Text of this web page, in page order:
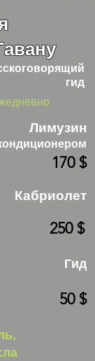
гид
Лимузин
170 $
Кабриолет
250 $
Гид
50 $